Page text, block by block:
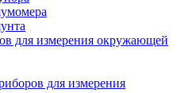
для измерения окружающей
для измерения